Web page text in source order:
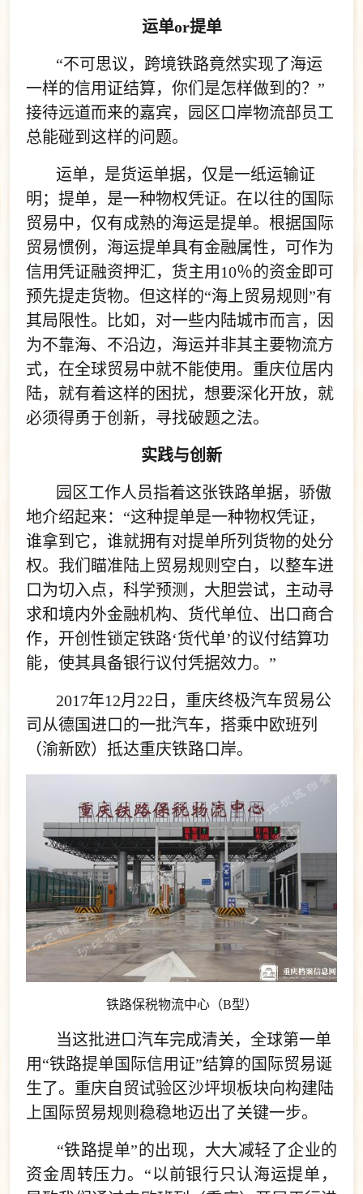
运单or提单
“不可思议，跨境铁路竟然实现了海运
一样的信用证结算，你们是怎样做到的？”
接待远道而来的嘉宾，园区口岸物流部员工
总能碰到这样的问题。
运单，是货运单据，仅是一纸运输证
明；提单，是一种物权凭证。在以往的国际
贸易中，仅有成熟的海运是提单。根据国际
贸易惯例，海运提单具有金融属性，可作为
信用凭证融资押汇，货主用10％的资金即可
预先提走货物。但这样的“海上贸易规则”有
其局限性。比如，对一些内陆城市而言，因
为不靠海、不沿边，海运并非其主要物流方
式，在全球贸易中就不能使用。重庆位居内
陆，就有着这样的困扰，想要深化开放，就
必须得勇于创新，寻找破题之法。
实践与创新
园区工作人员指着这张铁路单据，骄傲
地介绍起来：“这种提单是一种物权凭证，
谁拿到它，谁就拥有对提单所列货物的处分
权。我们瞄准陆上贸易规则空白，以整车进
口为切入点，科学预测，大胆尝试，主动寻
求和境内外金融机构、货代单位、出口商合
作，开创性锁定铁路‘货代单’的议付结算功
能，使其具备银行议付凭据效力。”
2017年12月22日，重庆终极汽车贸易公
司从德国进口的一批汽车，搭乘中欧班列
（渝新欧）抵达重庆铁路口岸。
铁路保税物流中心（B型）
当这批进口汽车完成清关，全球第一单
用“铁路提单国际信用证”结算的国际贸易诞
生了。重庆自贸试验区沙坪坝板块向构建陆
上国际贸易规则稳稳地迈出了关键一步。
“铁路提单”的出现，大大减轻了企业的
资金周转压力。“以前银行只认海运提单，